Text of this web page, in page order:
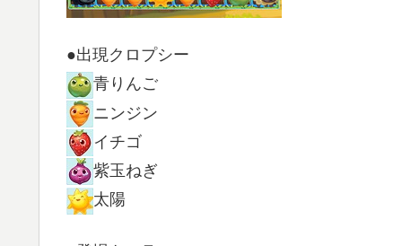
●出現クロプシー
青りんご
ニンジン
イチゴ
紫玉ねぎ
太陽